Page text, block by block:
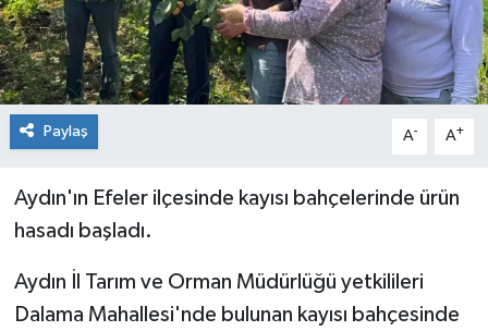
Paylaş A- A+
Aydın'ın Efeler ilçesinde kayısı bahçelerinde ürün
hasadı başladı.
Aydın İl Tarım ve Orman Müdürlüğü yetkilileri
Dalama Mahallesi'nde bulunan kayısı bahçesinde